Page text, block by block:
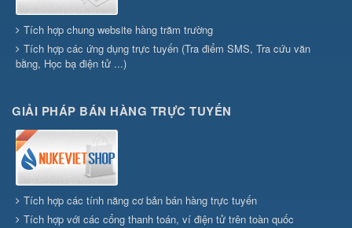
Tích hợp chung website hàng trăm trường
Tích hợp các ứng dụng trực tuyến (Tra điểm SMS, Tra cứu văn
bằng, Học bạ điện tử ...)
GIẢI PHÁP BÁN HÀNG TRỰC TUYẾN
Tích hợp các tính năng cơ bản bán hàng trực tuyến
Tích hợp với các cổng thanh toán, ví điện tử trên toàn quốc